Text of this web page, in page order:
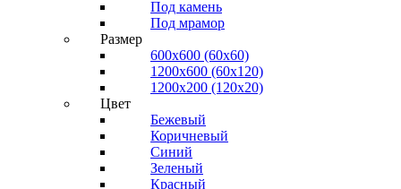
Под камень
Под мрамор
Размер
600х600 (60х60)
1200х600 (60х120)
1200х200 (120x20)
Цвет
Бежевый
Коричневый
Синий
Зеленый
Красный